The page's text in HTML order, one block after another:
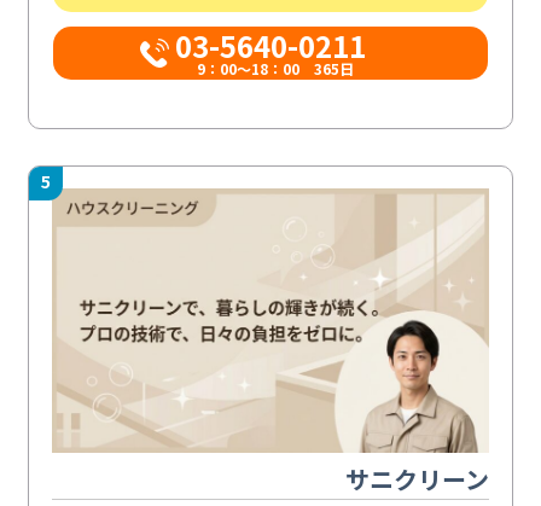
03-5640-0211
9：00～18：00 365日
5
サニクリーン